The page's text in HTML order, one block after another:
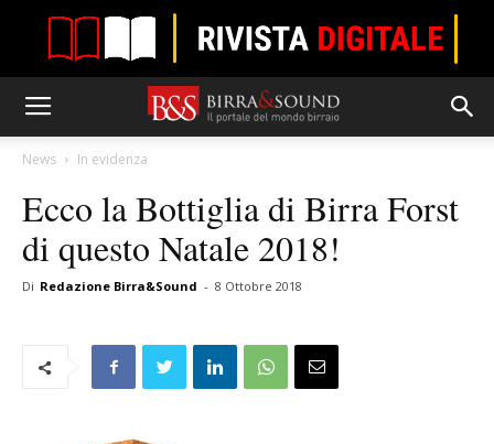
News In evidenza
Ecco la Bottiglia di Birra Forst
di questo Natale 2018!
Di Redazione Birra&Sound - 8 Ottobre 2018